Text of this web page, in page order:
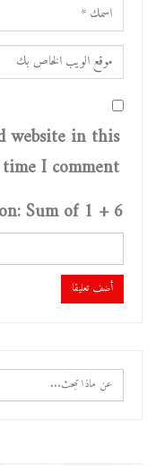
website in this
I comment.
Sum of 1 + 6 ?